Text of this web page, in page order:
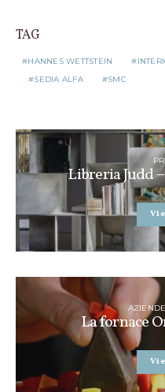
TAG
HANNES WETTSTEIN
SEDIA ALFA
SMC
Libreria Judd
AZIENDE
La fornace